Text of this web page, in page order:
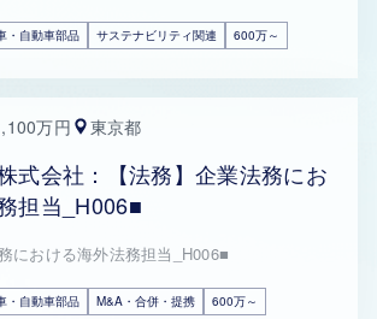
・自動車部品 サステナビリティ関連 600万～
万円 東京都
式会社：【法務】企業法務にお
担当_H006■
における海外法務担当_H006■
・自動車部品 M&A・合併・提携 600万～